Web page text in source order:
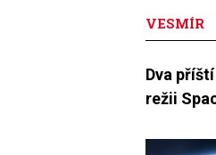
VESMÍR
Dva
režii